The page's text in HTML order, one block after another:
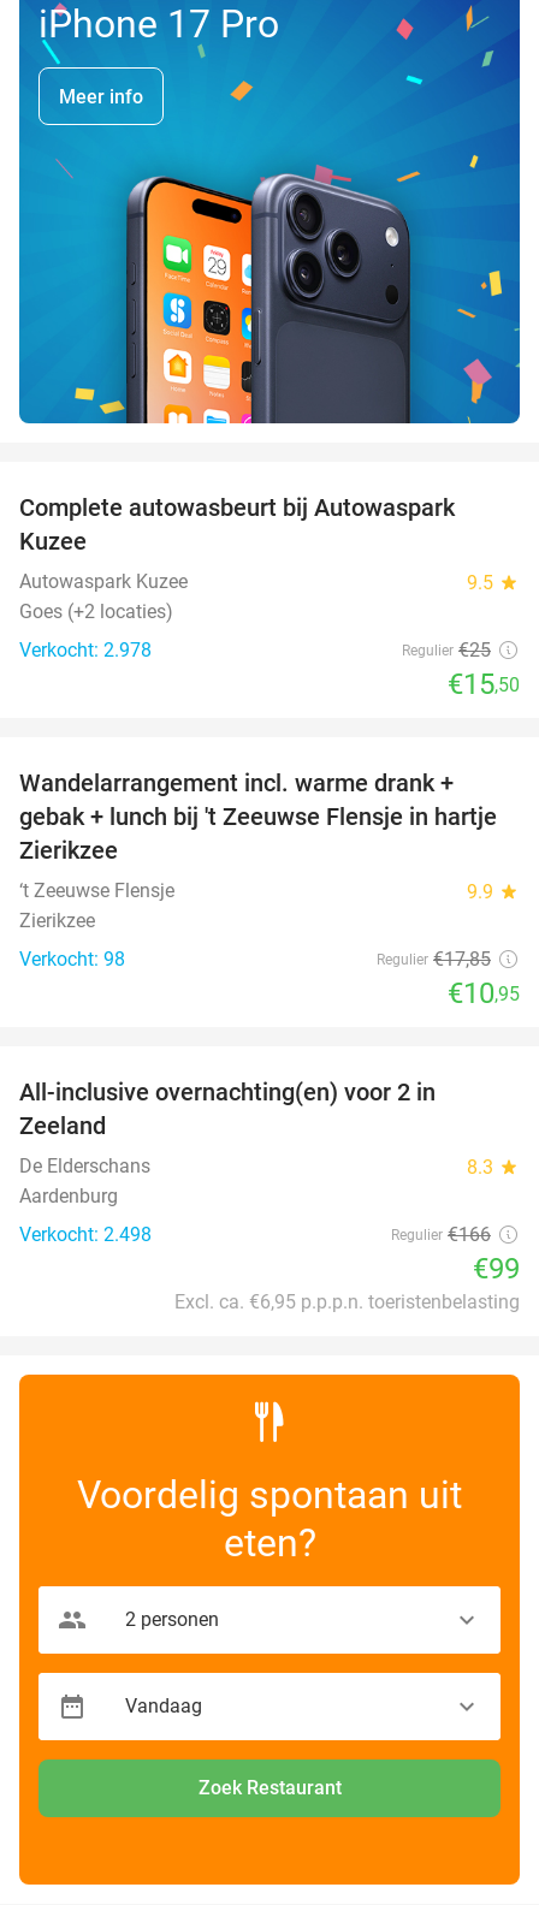
iPhone 17 Pro
Meer info
Complete autowasbeurt bij Autowaspark
Kuzee
Autowaspark Kuzee 9.5 star
Goes (+2 locaties)
Verkocht: 2.978
Regulier €25
€15,50
Wandelarrangement incl. warme drank +
gebak + lunch bij 't Zeeuwse Flensje in hartje
Zierikzee
‘t Zeeuwse Flensje 9.9 star
Zierikzee
Verkocht: 98
Regulier €17,85
€10,95
All-inclusive overnachting(en) voor 2 in
Zeeland
De Elderschans 8.3 star
Aardenburg
Verkocht: 2.498
Regulier €166
€99
Excl. ca. €6,95 p.p.p.n. toeristenbelasting
Voordelig spontaan uit
eten?
Zoek Restaurant